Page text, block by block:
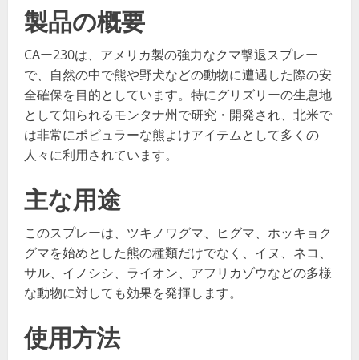
製品の概要
CAー230は、アメリカ製の強力なクマ撃退スプレー
で、自然の中で熊や野犬などの動物に遭遇した際の安
全確保を目的としています。特にグリズリーの生息地
として知られるモンタナ州で研究・開発され、北米で
は非常にポピュラーな熊よけアイテムとして多くの
人々に利用されています。
主な用途
このスプレーは、ツキノワグマ、ヒグマ、ホッキョク
グマを始めとした熊の種類だけでなく、イヌ、ネコ、
サル、イノシシ、ライオン、アフリカゾウなどの多様
な動物に対しても効果を発揮します。
使用方法